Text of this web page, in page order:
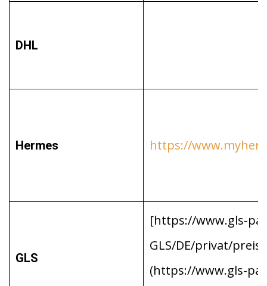
DHL
Hermes https://
GLS
[https://www.gls-
GLS/DE/privat/
(https://www.gls-